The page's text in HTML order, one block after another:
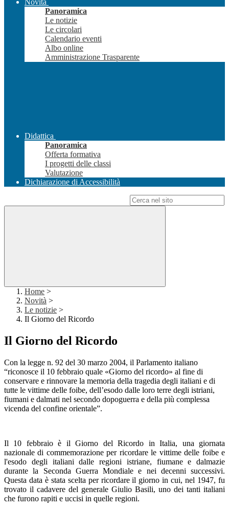
Novità
Panoramica
Le notizie
Le circolari
Calendario eventi
Albo online
Amministrazione Trasparente
Didattica
Panoramica
Offerta formativa
I progetti delle classi
Valutazione
Dichiarazione di Accessibilità
Home >
Novità >
Le notizie >
Il Giorno del Ricordo
Il Giorno del Ricordo
Con la legge n. 92 del 30 marzo 2004, il Parlamento italiano
“riconosce il 10 febbraio quale «Giorno del ricordo» al fine di
conservare e rinnovare la memoria della tragedia degli italiani e di
tutte le vittime delle foibe, dell’esodo dalle loro terre degli istriani,
fiumani e dalmati nel secondo dopoguerra e della più complessa
vicenda del confine orientale”.
Il 10 febbraio è il Giorno del Ricordo in Italia, una giornata
nazionale di commemorazione per ricordare le vittime delle foibe e
l'esodo degli italiani dalle regioni istriane, fiumane e dalmazie
durante la Seconda Guerra Mondiale e nei decenni successivi.
Questa data è stata scelta per ricordare il giorno in cui, nel 1947, fu
trovato il cadavere del generale Giulio Basili, uno dei tanti italiani
che furono rapiti e uccisi in quelle regioni.